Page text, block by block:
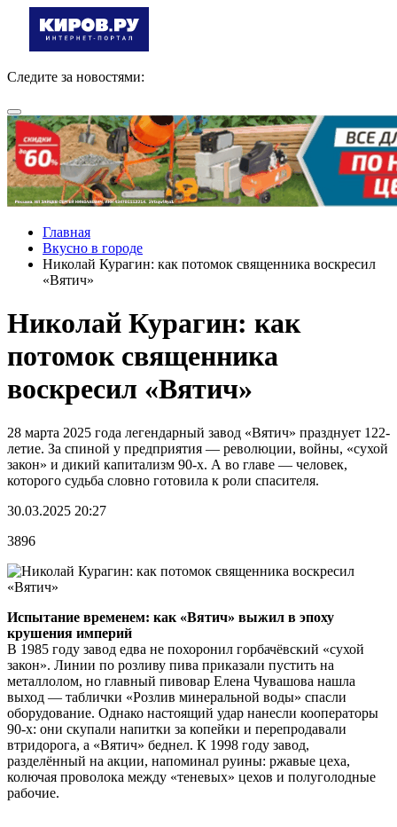
Следите за новостями:
Главная
Вкусно в городе
Николай Курагин: как потомок священника воскресил
«Вятич»
Николай Курагин: как
потомок священника
воскресил «Вятич»
28 марта 2025 года легендарный завод «Вятич» празднует 122-
летие. За спиной у предприятия — революции, войны, «сухой
закон» и дикий капитализм 90-х. А во главе — человек,
которого судьба словно готовила к роли спасителя.
30.03.2025 20:27
3896
Испытание временем: как «Вятич» выжил в эпоху
крушения империй
В 1985 году завод едва не похоронил горбачёвский «сухой
закон». Линии по розливу пива приказали пустить на
металлолом, но главный пивовар Елена Чувашова нашла
выход — таблички «Розлив минеральной воды» спасли
оборудование. Однако настоящий удар нанесли кооператоры
90-х: они скупали напитки за копейки и перепродавали
втридорога, а «Вятич» беднел. К 1998 году завод,
разделённый на акции, напоминал руины: ржавые цеха,
колючая проволока между «теневых» цехов и полуголодные
рабочие.